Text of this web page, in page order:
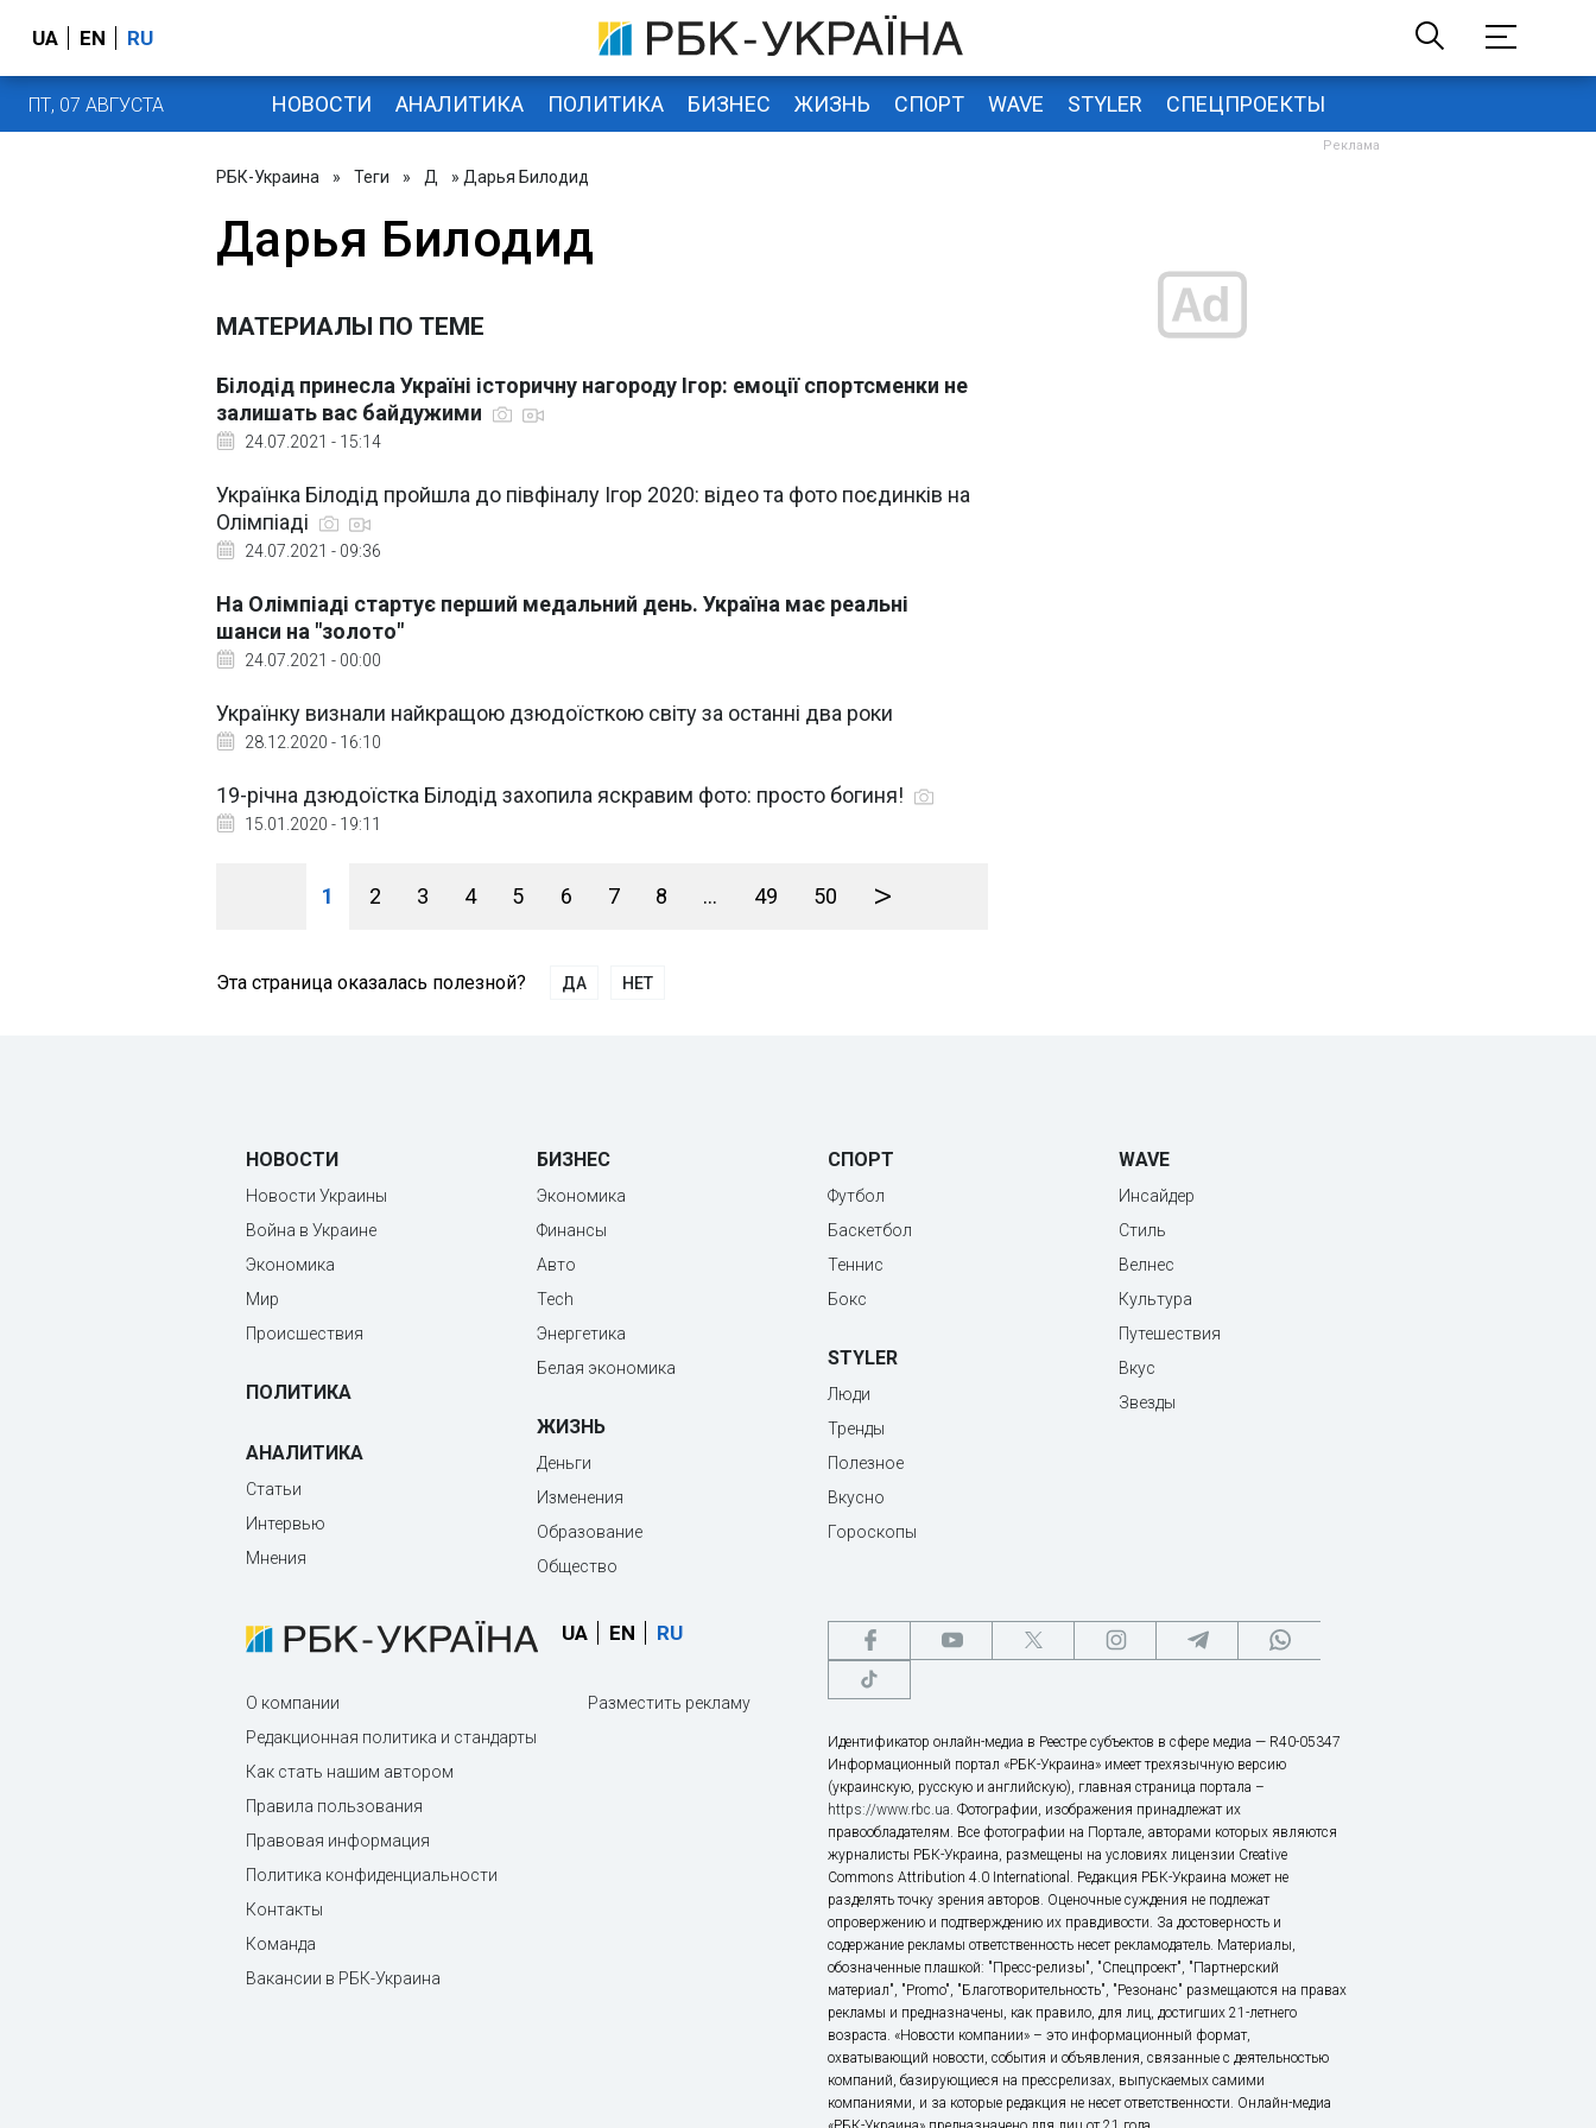
UA EN RU
ПТ, 07 АВГУСТА НОВОСТИ АНАЛИТИКА ПОЛИТИКА БИЗНЕС ЖИЗНЬ СПОРТ WAVE STYLER СПЕЦПРОЕКТЫ
РБК-Украина » Теги » Д » Дарья Билодид
Дарья Билодид
МАТЕРИАЛЫ ПО ТЕМЕ
Білодід принесла Україні історичну нагороду Ігор: емоції спортсменки не
залишать вас байдужими
24.07.2021 - 15:14
Українка Білодід пройшла до півфіналу Ігор 2020: відео та фото поєдинків на
Олімпіаді
24.07.2021 - 09:36
На Олімпіаді стартує перший медальний день. Україна має реальні
шанси на "золото"
24.07.2021 - 00:00
Українку визнали найкращою дзюдоїсткою світу за останні два роки
28.12.2020 - 16:10
19-річна дзюдоїстка Білодід захопила яскравим фото: просто богиня!
15.01.2020 - 19:11
1 2 3 4 5 6 7 8 ... 49 50 >
Эта страница оказалась полезной? ДА НЕТ
НОВОСТИ
Новости Украины
Война в Украине
Экономика
Мир
Происшествия
ПОЛИТИКА
АНАЛИТИКА
Статьи
Интервью
Мнения
БИЗНЕС
Экономика
Финансы
Авто
Tech
Энергетика
Белая экономика
ЖИЗНЬ
Деньги
Изменения
Образование
Общество
СПОРТ
Футбол
Баскетбол
Теннис
Бокс
STYLER
Люди
Тренды
Полезное
Вкусно
Гороскопы
WAVE
Инсайдер
Стиль
Велнес
Культура
Путешествия
Вкус
Звезды
UA EN RU
О компании
Редакционная политика и стандарты
Как стать нашим автором
Правила пользования
Правовая информация
Политика конфиденциальности
Контакты
Команда
Вакансии в РБК-Украина
Разместить рекламу
Идентификатор онлайн-медиа в Реестре субъектов в сфере медиа — R40-05347
Информационный портал «РБК-Украина» имеет трехязычную версию
(украинскую, русскую и английскую), главная страница портала –
https://www.rbc.ua. Фотографии, изображения принадлежат их
правообладателям. Все фотографии на Портале, авторами которых являются
журналисты РБК-Украина, размещены на условиях лицензии Creative
Commons Attribution 4.0 International. Редакция РБК-Украина может не
разделять точку зрения авторов. Оценочные суждения не подлежат
опровержению и подтверждению их правдивости. За достоверность и
содержание рекламы ответственность несет рекламодатель. Материалы,
обозначенные плашкой: "Пресс-релизы", "Спецпроект", "Партнерский
материал", "Promo", "Благотворительность", "Резонанс" размещаются на правах
рекламы и предназначены, как правило, для лиц, достигших 21-летнего
возраста. «Новости компании» – это информационный формат,
охватывающий новости, события и объявления, связанные с деятельностью
компаний, базирующиеся на прессрелизах, выпускаемых самими
компаниями, и за которые редакция не несет ответственности. Онлайн-медиа